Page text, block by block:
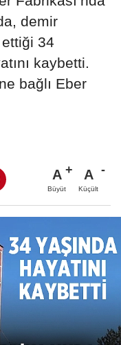
demir
34
kaybetti.
bağlı Eber
A
Büyüt
A
Küçült